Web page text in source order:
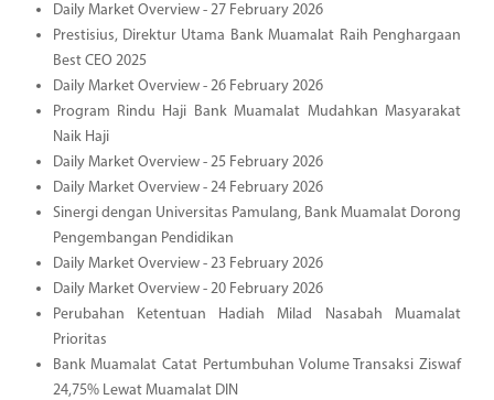
Daily Market Overview - 27 February 2026
Prestisius, Direktur Utama Bank Muamalat Raih Penghargaan
Best CEO 2025
Daily Market Overview - 26 February 2026
Program Rindu Haji Bank Muamalat Mudahkan Masyarakat
Naik Haji
Daily Market Overview - 25 February 2026
Daily Market Overview - 24 February 2026
Sinergi dengan Universitas Pamulang, Bank Muamalat Dorong
Pengembangan Pendidikan
Daily Market Overview - 23 February 2026
Daily Market Overview - 20 February 2026
Perubahan Ketentuan Hadiah Milad Nasabah Muamalat
Prioritas
Bank Muamalat Catat Pertumbuhan Volume Transaksi Ziswaf
24,75% Lewat Muamalat DIN